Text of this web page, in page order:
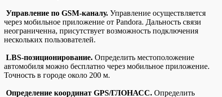
Управление по GSM-каналу. Управление осуществляется
через мобильное приложение от Pandora. Дальность связи
неограниченна, присутствует возможность подключения
нескольких пользователей.
LBS-позиционирование. Определить местоположение
автомобиля можно бесплатно через мобильное приложение.
Точность в городе около 200 м.
Определение координат GPS/ГЛОНАСС. Определить